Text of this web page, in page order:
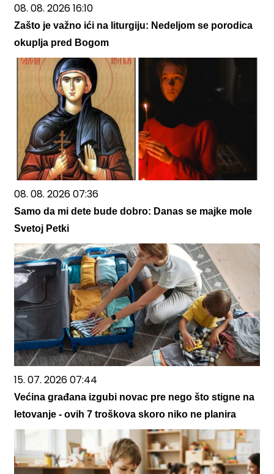
08. 08. 2026 16:10
Zašto je važno ići na liturgiju: Nedeljom se porodica
okuplja pred Bogom
08. 08. 2026 07:36
Samo da mi dete bude dobro: Danas se majke mole
Svetoj Petki
15. 07. 2026 07:44
Većina građana izgubi novac pre nego što stigne na
letovanje - ovih 7 troškova skoro niko ne planira